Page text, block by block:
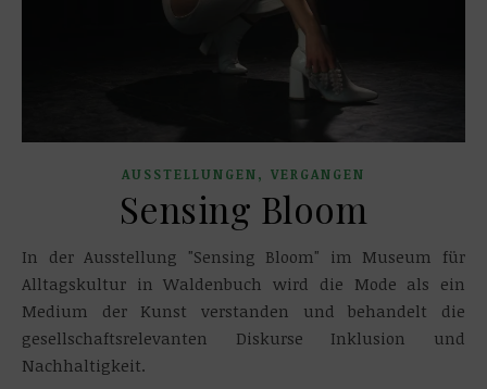
AUSSTELLUNGEN, VERGANGEN
Sensing Bloom
In der Ausstellung "Sensing Bloom" im Museum für
Alltagskultur in Waldenbuch wird die Mode als ein
Medium der Kunst verstanden und behandelt die
gesellschaftsrelevanten Diskurse Inklusion und
Nachhaltigkeit.